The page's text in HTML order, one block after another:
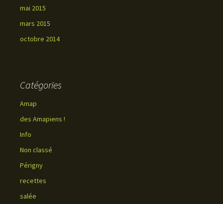
mai 2015
mars 2015
octobre 2014
Catégories
Amap
des Amapiens !
Info
Non classé
Périgny
recettes
salée